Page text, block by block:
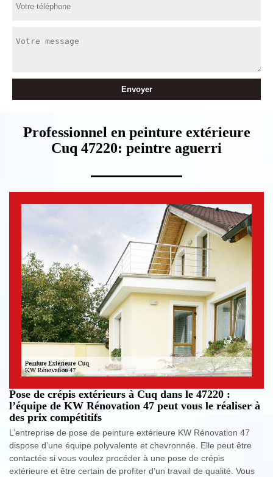
Professionnel en peinture extérieure
Cuq 47220: peintre aguerri
Pose de crépis extérieurs à Cuq dans le 47220 :
l’équipe de KW Rénovation 47 peut vous le réaliser à
des prix compétitifs
L’entreprise de pose de peinture extérieure KW Rénovation 47
dispose d’une équipe polyvalente et chevronnée. Elle peut être
contactée si vous voulez procéder à une pose de crépis
extérieure et être certain de profiter d’un travail de qualité. Vous